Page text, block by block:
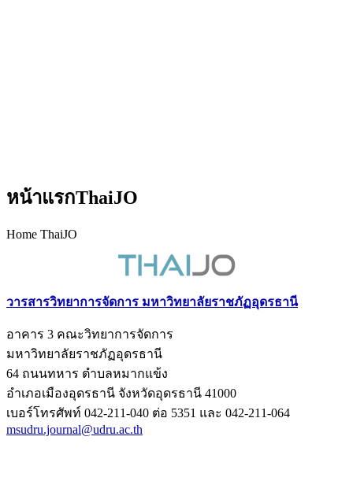
หน้าแรกThaiJO
Home ThaiJO
วารสารวิทยาการจัดการ มหาวิทยาลัยราชภัฏอุดรธานี
อาคาร 3 คณะวิทยาการจัดการ
มหาวิทยาลัยราชภัฏอุดรธานี
64 ถนนทหาร ตำบลหมากแข้ง
อำเภอเมืองอุดรธานี จังหวัดอุดรธานี 41000
เบอร์โทรศัพท์ 042-211-040 ต่อ 5351 และ 042-211-064
msudru.journal@udru.ac.th